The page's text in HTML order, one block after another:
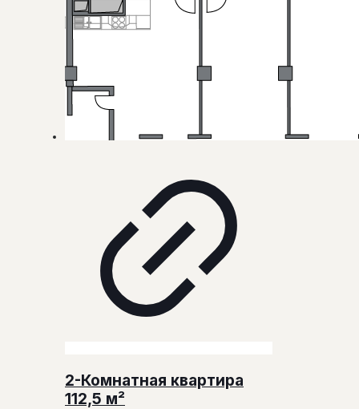
2-Комнатная квартира
112,5 м²